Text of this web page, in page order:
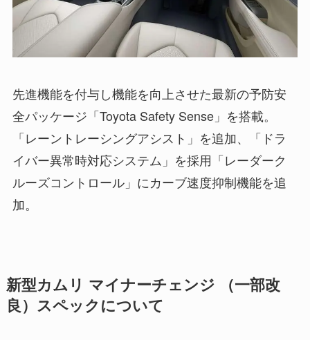
先進機能を付与し機能を向上させた最新の予防安
全パッケージ「Toyota Safety Sense」を搭載。
「レーントレーシングアシスト」を追加、「ドラ
イバー異常時対応システム」を採用「レーダーク
ルーズコントロール」にカーブ速度抑制機能を追
加。
新型カムリ マイナーチェンジ （一部改
良）スペックについて